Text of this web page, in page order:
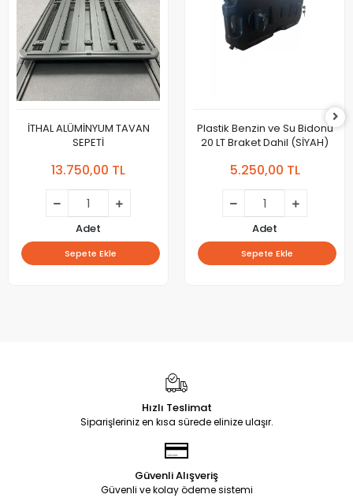
İTHAL ALÜMİNYUM TAVAN
SEPETİ
13.750,00 TL
Adet
Sepete Ekle
Plastik Benzin ve Su Bidonu
20 LT Braket Dahil (SİYAH)
5.250,00 TL
Adet
Sepete Ekle
Hızlı Teslimat
Siparişleriniz en kısa sürede elinize ulaşır.
Güvenli Alışveriş
Güvenli ve kolay ödeme sistemi